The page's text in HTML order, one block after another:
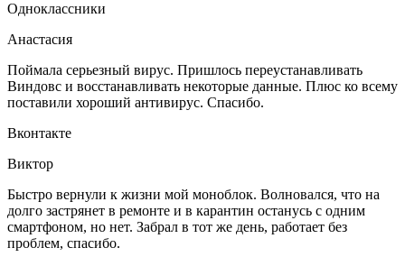
Одноклассники
Анастасия
Поймала серьезный вирус. Пришлось переустанавливать
Виндовс и восстанавливать некоторые данные. Плюс ко всему
поставили хороший антивирус. Спасибо.
Вконтакте
Виктор
Быстро вернули к жизни мой моноблок. Волновался, что на
долго застрянет в ремонте и в карантин останусь с одним
смартфоном, но нет. Забрал в тот же день, работает без
проблем, спасибо.